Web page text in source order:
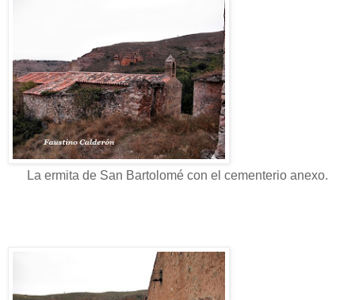
La ermita de San Bartolomé con el cementerio anexo.